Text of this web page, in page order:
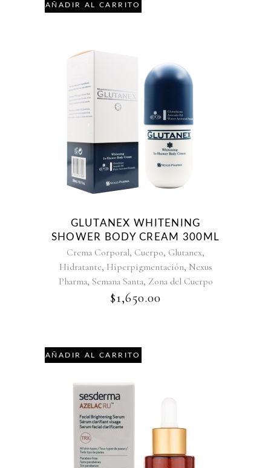
AÑADIR AL CARRITO
GLUTANEX WHITENING
SHOWER BODY CREAM 300ML
Crema Corporal, Cuerpo, Glutanex,
Hidratante, Hiperpigmentación, Nexus
Pharma, Semana Santa, Zona del Cuerpo
$1,650.00
AÑADIR AL CARRITO